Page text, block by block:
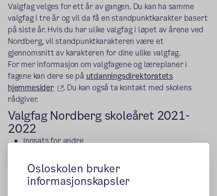
Osloskolen bruker
informasjonskapsler
Valgfag velges for ett år av gangen. Du kan ha samme
valgfag i tre år og vil da få en standpunktkarakter basert
på siste år. Hvis du har ulike valgfag i løpet av årene ved
Nordberg, vil standpunktkarakteren være et
gjennomsnitt av karakteren for dine ulike valgfag.
For mer informasjon om valgfagene og læreplaner i
fagene kan dere se på utdanningsdirektoratets
hjemmesider
(ekstern lenke)
. Du kan også ta kontakt med skolens
rådgiver.
Valgfag Nordberg skoleåret 2021-
2022
Innsats for andre
Fysisk aktivitet og helse
Friluftsliv